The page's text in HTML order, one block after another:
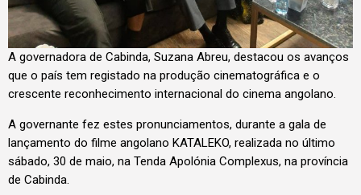
A governadora de Cabinda, Suzana Abreu, destacou os avanços
que o país tem registado na produção cinematográfica e o
crescente reconhecimento internacional do cinema angolano.
A governante fez estes pronunciamentos, durante a gala de
lançamento do filme angolano KATALEKO, realizada no último
sábado, 30 de maio, na Tenda Apolónia Complexus, na província
de Cabinda.